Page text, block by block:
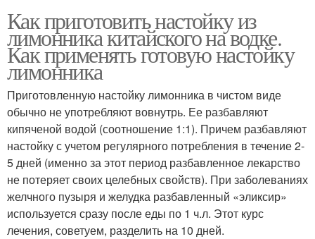
Как приготовить настойку из
лимонника китайского на водке.
Как применять готовую настойку
лимонника
Приготовленную настойку лимонника в чистом виде
обычно не употребляют вовнутрь. Ее разбавляют
кипяченой водой (соотношение 1:1). Причем разбавляют
настойку с учетом регулярного потребления в течение 2-
5 дней (именно за этот период разбавленное лекарство
не потеряет своих целебных свойств). При заболеваниях
желчного пузыря и желудка разбавленный «эликсир»
используется сразу после еды по 1 ч.л. Этот курс
лечения, советуем, разделить на 10 дней.